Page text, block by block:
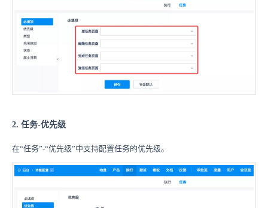
2. 任务-优先级
在“任务”-“优先级”中支持配置任务的优先级。